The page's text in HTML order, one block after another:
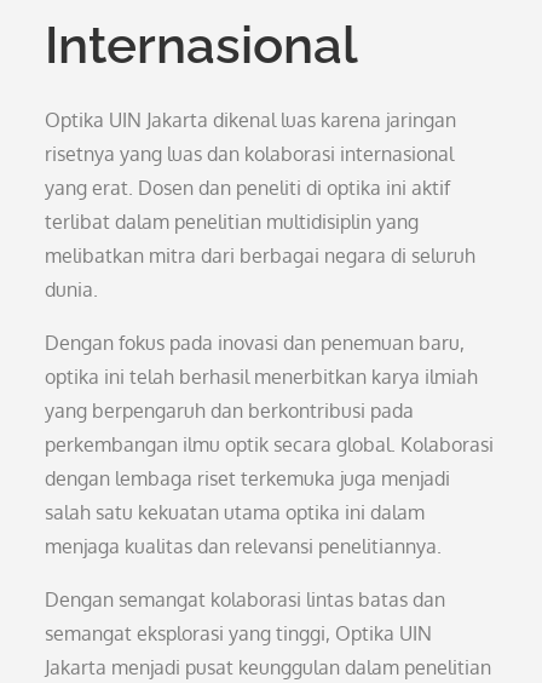
Internasional
Optika UIN Jakarta dikenal luas karena jaringan
risetnya yang luas dan kolaborasi internasional
yang erat. Dosen dan peneliti di optika ini aktif
terlibat dalam penelitian multidisiplin yang
melibatkan mitra dari berbagai negara di seluruh
dunia.
Dengan fokus pada inovasi dan penemuan baru,
optika ini telah berhasil menerbitkan karya ilmiah
yang berpengaruh dan berkontribusi pada
perkembangan ilmu optik secara global. Kolaborasi
dengan lembaga riset terkemuka juga menjadi
salah satu kekuatan utama optika ini dalam
menjaga kualitas dan relevansi penelitiannya.
Dengan semangat kolaborasi lintas batas dan
semangat eksplorasi yang tinggi, Optika UIN
Jakarta menjadi pusat keunggulan dalam penelitian